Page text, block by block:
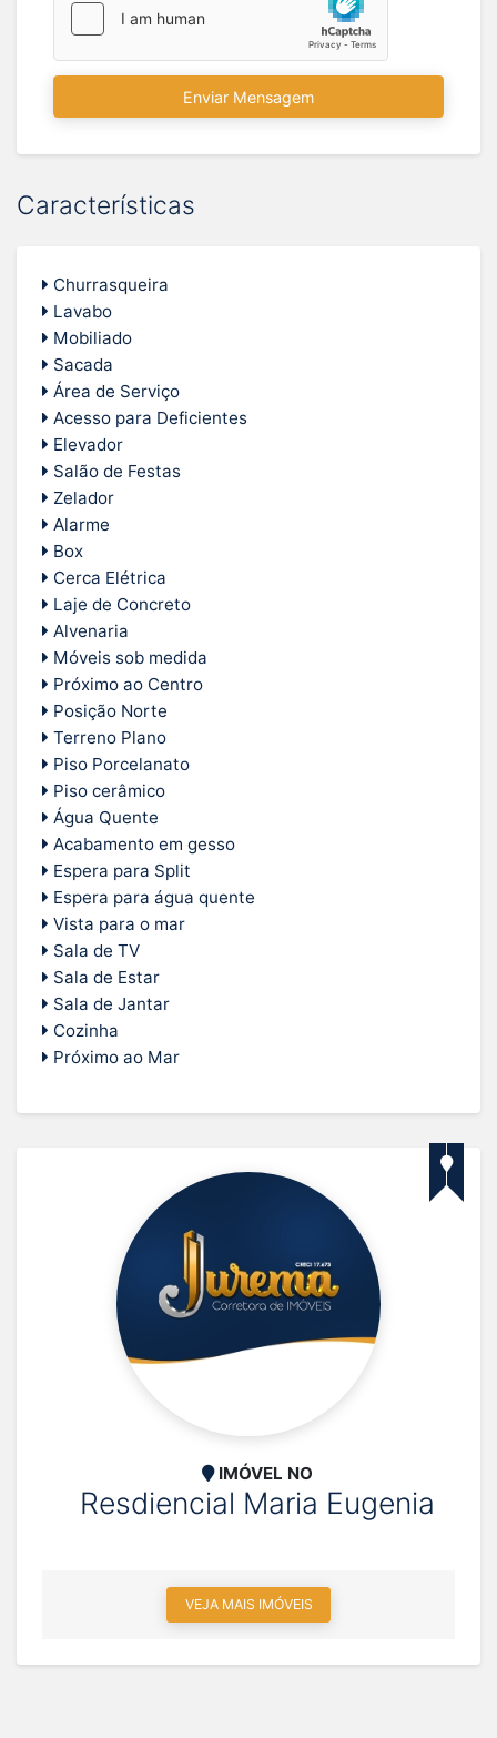
Enviar Mensagem
Características
Churrasqueira
Lavabo
Mobiliado
Sacada
Área de Serviço
Acesso para Deficientes
Elevador
Salão de Festas
Zelador
Alarme
Box
Cerca Elétrica
Laje de Concreto
Alvenaria
Móveis sob medida
Próximo ao Centro
Posição Norte
Terreno Plano
Piso Porcelanato
Piso cerâmico
Água Quente
Acabamento em gesso
Espera para Split
Espera para água quente
Vista para o mar
Sala de TV
Sala de Estar
Sala de Jantar
Cozinha
Próximo ao Mar
IMÓVEL NO
Resdiencial Maria Eugenia
VEJA MAIS IMÓVEIS